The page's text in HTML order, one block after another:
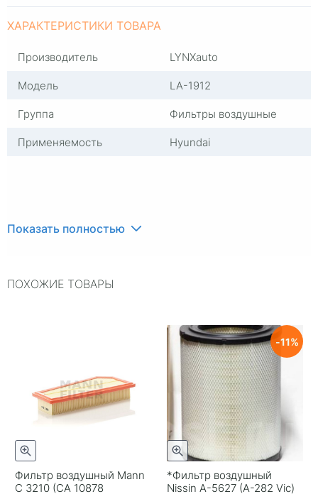
ХАРАКТЕРИСТИКИ ТОВАРА
Производитель
LYNXauto
Модель
LA-1912
Группа
Фильтры воздушные
Применяемость
Hyundai
Показать полностью
ПОХОЖИЕ ТОВАРЫ
Фильтр воздушный Mann
C 3210 (CA 10878
*Фильтр воздушный
Nissin A-5627 (A-282 Vic)
11